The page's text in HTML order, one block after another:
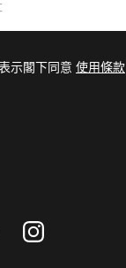
示閣下同意 使用條款